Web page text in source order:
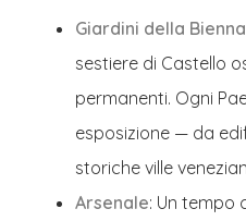
Giardini della
sestiere di Castello
permanenti. Ogni
esposizione — da
storiche ville
Arsenale: Un tempo